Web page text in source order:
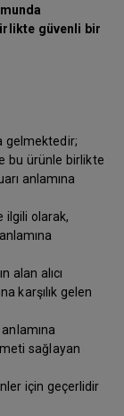
güvenli bir
gelmektedir;
bu ürünle birlikte
anlamına
ilgili olarak,
alan alıcı
karşılık gelen
sağlayan
için geçerlidir